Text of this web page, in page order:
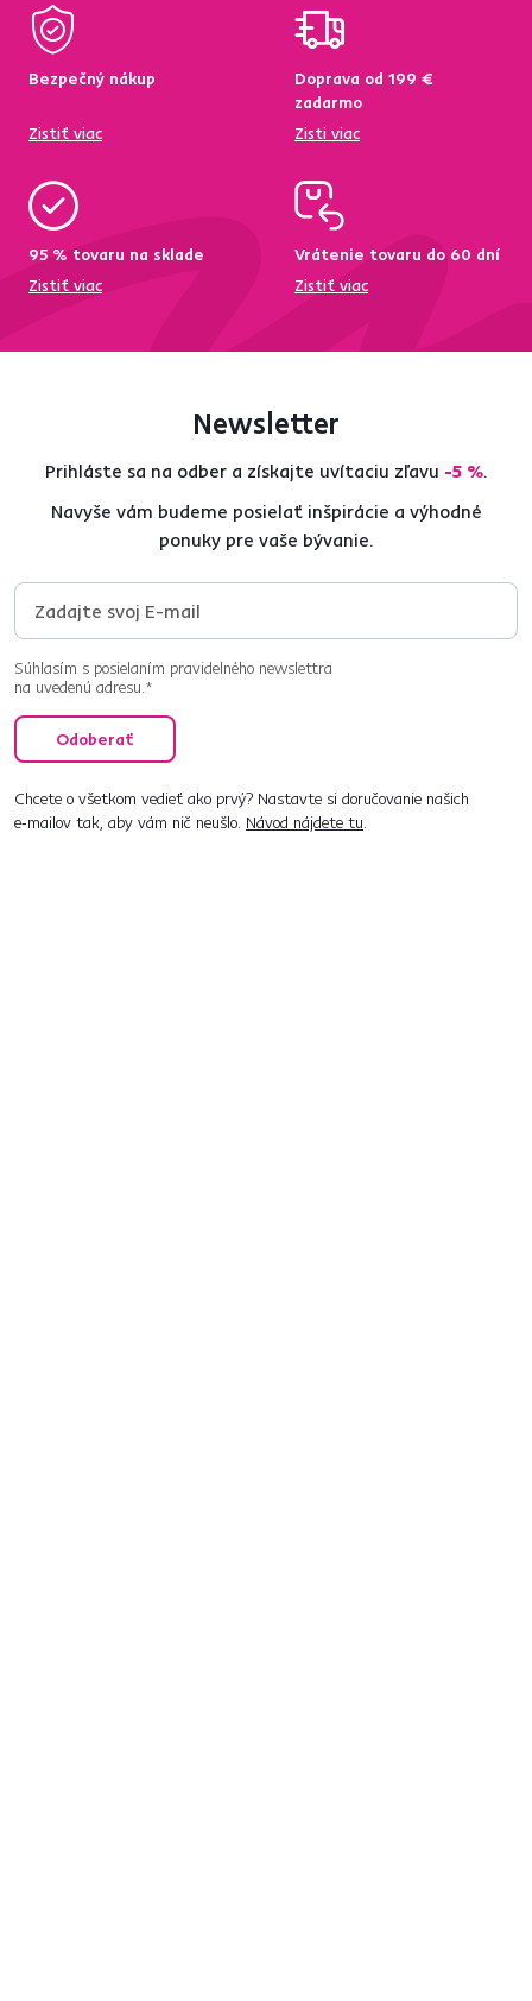
Bezpečný nákup
Zistiť viac
Doprava od 199 €
zadarmo
Zisti viac
95 % tovaru na sklade
Zistiť viac
Vrátenie tovaru do 60 dní
Zistiť viac
Newsletter
Prihláste sa na odber a získajte uvítaciu zľavu -5 %.
Navyše vám budeme posielať inšpirácie a výhodné
ponuky pre vaše bývanie.
Súhlasím s posielaním pravidelného newslettra
na uvedenú adresu.*
Odoberať
Chcete o všetkom vedieť ako prvý? Nastavte si doručovanie našich
e‑mailov tak, aby vám nič neušlo. Návod nájdete tu.